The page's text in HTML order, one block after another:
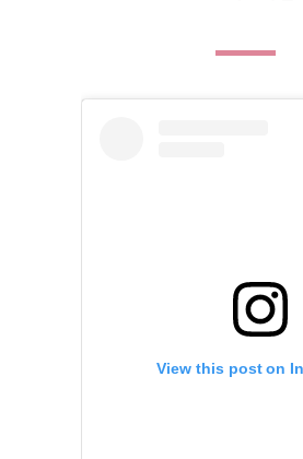
View this post on